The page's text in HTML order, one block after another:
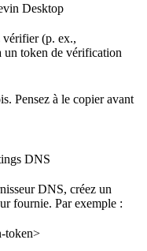
Desktop
vérifier (p. ex.,
un token de vérification
Pensez à le copier avant
DNS
DNS, créez un
fournie. Par exemple :
token>